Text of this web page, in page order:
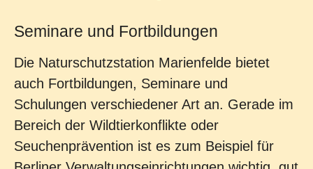
Seminare und Fortbildungen
Die Naturschutzstation Marienfelde bietet
auch Fortbildungen, Seminare und
Schulungen verschiedener Art an. Gerade im
Bereich der Wildtierkonflikte oder
Seuchenprävention ist es zum Beispiel für